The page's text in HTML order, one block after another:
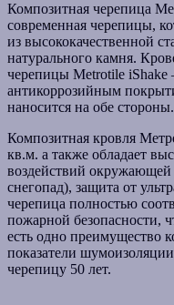
Композитная черепица
современная черепицы,
из высококачественной
натурального камня. К
черепицы Metrotile iShake
антикоррозийным
наносится на обе стороны.
Композитная кровля
кв.м. а также обладает
воздействий окружающей
снегопад), защита от
черепица полностью
пожарной безопасности,
есть одно преимущество
показатели
черепицу 50 лет.